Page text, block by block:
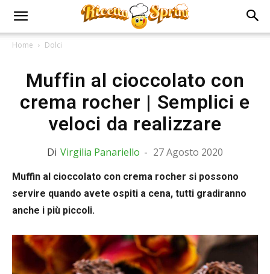
Home Dolci
Muffin al cioccolato con
crema rocher | Semplici e
veloci da realizzare
Di Virgilia Panariello - 27 Agosto 2020
Muffin al cioccolato con crema rocher si possono
servire quando avete ospiti a cena, tutti gradiranno
anche i più piccoli.